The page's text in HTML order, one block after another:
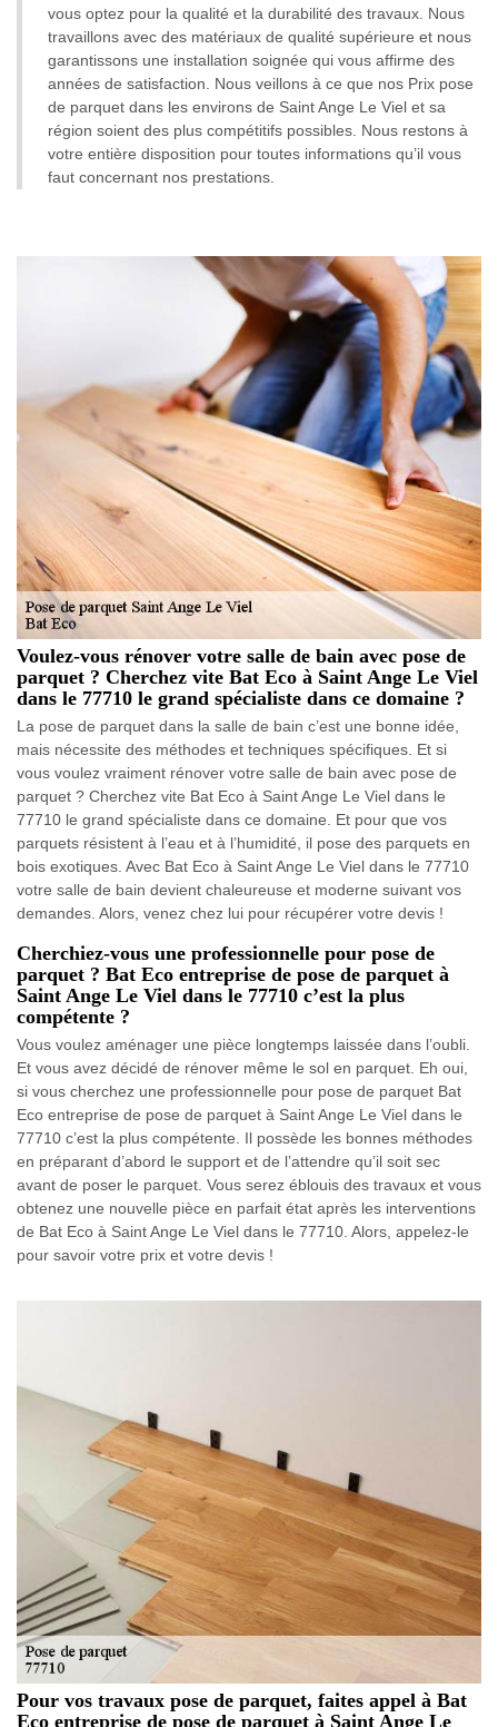
vous optez pour la qualité et la durabilité des travaux. Nous
travaillons avec des matériaux de qualité supérieure et nous
garantissons une installation soignée qui vous affirme des
années de satisfaction. Nous veillons à ce que nos Prix pose
de parquet dans les environs de Saint Ange Le Viel et sa
région soient des plus compétitifs possibles. Nous restons à
votre entière disposition pour toutes informations qu’il vous
faut concernant nos prestations.
Voulez-vous rénover votre salle de bain avec pose de
parquet ? Cherchez vite Bat Eco à Saint Ange Le Viel
dans le 77710 le grand spécialiste dans ce domaine ?
La pose de parquet dans la salle de bain c’est une bonne idée,
mais nécessite des méthodes et techniques spécifiques. Et si
vous voulez vraiment rénover votre salle de bain avec pose de
parquet ? Cherchez vite Bat Eco à Saint Ange Le Viel dans le
77710 le grand spécialiste dans ce domaine. Et pour que vos
parquets résistent à l’eau et à l’humidité, il pose des parquets en
bois exotiques. Avec Bat Eco à Saint Ange Le Viel dans le 77710
votre salle de bain devient chaleureuse et moderne suivant vos
demandes. Alors, venez chez lui pour récupérer votre devis !
Cherchiez-vous une professionnelle pour pose de
parquet ? Bat Eco entreprise de pose de parquet à
Saint Ange Le Viel dans le 77710 c’est la plus
compétente ?
Vous voulez aménager une pièce longtemps laissée dans l’oubli.
Et vous avez décidé de rénover même le sol en parquet. Eh oui,
si vous cherchez une professionnelle pour pose de parquet Bat
Eco entreprise de pose de parquet à Saint Ange Le Viel dans le
77710 c’est la plus compétente. Il possède les bonnes méthodes
en préparant d’abord le support et de l’attendre qu’il soit sec
avant de poser le parquet. Vous serez éblouis des travaux et vous
obtenez une nouvelle pièce en parfait état après les interventions
de Bat Eco à Saint Ange Le Viel dans le 77710. Alors, appelez-le
pour savoir votre prix et votre devis !
Pour vos travaux pose de parquet, faites appel à Bat
Eco entreprise de pose de parquet à Saint Ange Le